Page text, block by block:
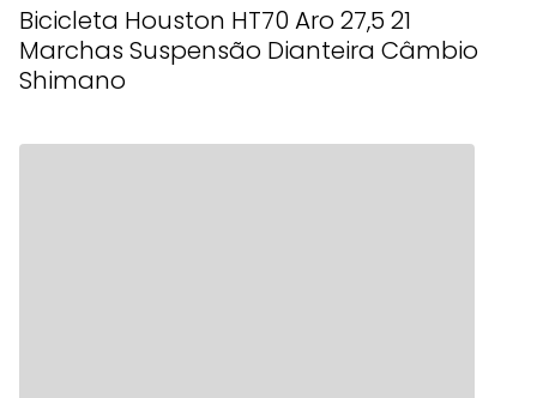
Bicicleta Houston HT70 Aro 27,5 21
Marchas Suspensão Dianteira Câmbio
Shimano